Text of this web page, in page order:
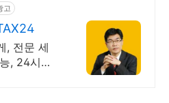
고
, 전문 세
, 24시간